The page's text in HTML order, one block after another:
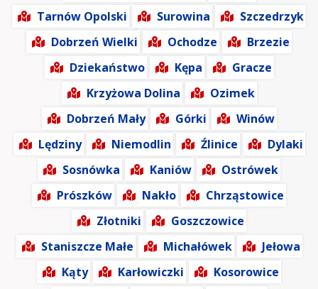
Tarnów Opolski
Surowina
Szczedrzyk
Dobrzeń Wielki
Ochodze
Brzezie
Dziekaństwo
Kępa
Gracze
Krzyżowa Dolina
Ozimek
Dobrzeń Mały
Górki
Winów
Lędziny
Niemodlin Źlinice
Dylaki
Sosnówka
Kaniów
Ostrówek
Prószków
Nakło
Chrząstowice
Złotniki
Goszczowice
Staniszcze Małe
Michałówek
Jełowa
Kąty
Karłowiczki
Kosorowice